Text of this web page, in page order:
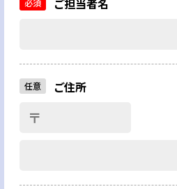
ご担当者名
必須
ご住所
任意
〒